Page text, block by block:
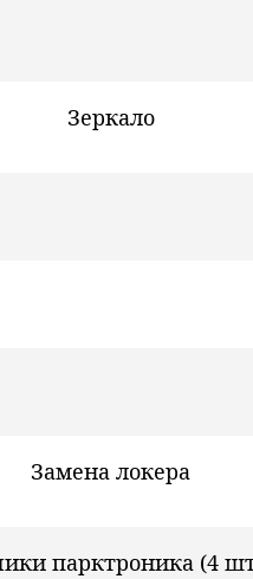
Зеркало
Замена локера
парктроника (4